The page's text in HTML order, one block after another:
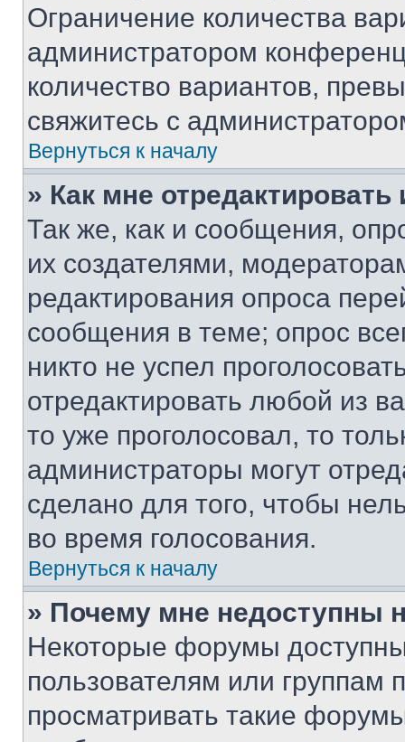
Ограничение количества
администратором
количество вариантов,
свяжитесь с
Вернуться к началу
» Как мне
Так же, как и сообщения,
их создателями,
редактирования опроса
сообщения в теме; опрос
никто не успел
отредактировать любой из
то уже проголосовал, то
администраторы могут
сделано для того, чтобы
во время голосования.
Вернуться к началу
» Почему мне недоступны
Некоторые форумы
пользователям или группам
просматривать такие